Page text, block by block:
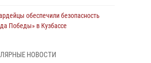
обеспечили безопасность
Победы» в Кузбассе
полковник Олег Плохой поздравил
НОВОСТИ